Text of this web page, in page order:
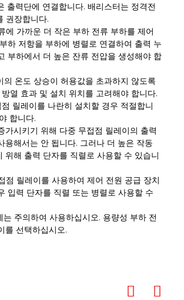
출력단에 연결합니다. 배리스터는 정격전
권장합니다.
에 가까운 더 작은 부하 전류 부하를 제어
하 저항을 부하에 병렬로 연결하여 출력 누
부하에서 더 높은 잔류 전압을 생성해야 합
의 온도 상승이 허용값을 초과하지 않도록
열 효과 및 설치 위치를 고려해야 합니다.
릴레이를 나란히 설치할 경우 적절합니
합니다.
가시키기 위해 다중 무접점 릴레이의 출력
용해서는 안 됩니다. 그러나 더 높은 작동
위해 출력 단자를 직렬로 사용할 수 있습니
점 릴레이를 사용하여 제어 전원 공급 장치
입력 단자를 직렬 또는 병렬로 사용할 수
는 주의하여 사용하십시오. 용량성 부하 전
를 선택하십시오.